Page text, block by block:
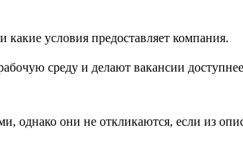
какие условия предоставляет компания.
среду и делают вакансии
они не откликаются, если из